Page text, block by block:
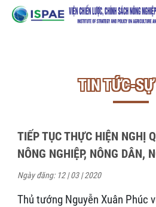
TIN TỨC-
TIẾP TỤC THỰC HIỆN NGHỊ
NÔNG NGHIỆP, NÔNG DÂN,
Ngày đăng: 12 | 03 | 2020
Thủ tướng Nguyễn Xuân Phúc